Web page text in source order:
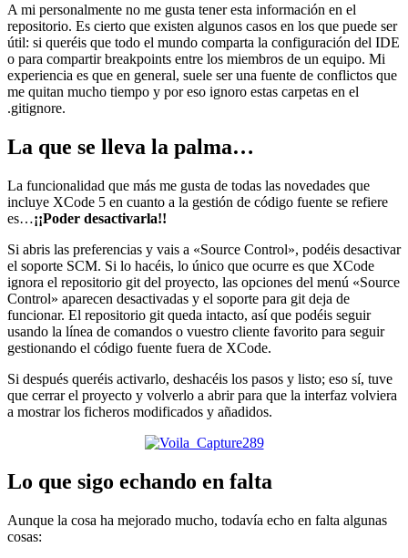
A mi personalmente no me gusta tener esta información en el
repositorio. Es cierto que existen algunos casos en los que puede ser
útil: si queréis que todo el mundo comparta la configuración del IDE
o para compartir breakpoints entre los miembros de un equipo. Mi
experiencia es que en general, suele ser una fuente de conflictos que
me quitan mucho tiempo y por eso ignoro estas carpetas en el
.gitignore.
La que se lleva la palma…
La funcionalidad que más me gusta de todas las novedades que
incluye XCode 5 en cuanto a la gestión de código fuente se refiere
es…¡¡Poder desactivarla!!
Si abris las preferencias y vais a «Source Control», podéis desactivar
el soporte SCM. Si lo hacéis, lo único que ocurre es que XCode
ignora el repositorio git del proyecto, las opciones del menú «Source
Control» aparecen desactivadas y el soporte para git deja de
funcionar. El repositorio git queda intacto, así que podéis seguir
usando la línea de comandos o vuestro cliente favorito para seguir
gestionando el código fuente fuera de XCode.
Si después queréis activarlo, deshacéis los pasos y listo; eso sí, tuve
que cerrar el proyecto y volverlo a abrir para que la interfaz volviera
a mostrar los ficheros modificados y añadidos.
Lo que sigo echando en falta
Aunque la cosa ha mejorado mucho, todavía echo en falta algunas
cosas: